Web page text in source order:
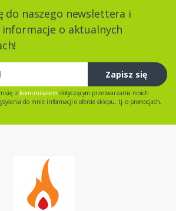
do naszego newslettera i
o aktualnych
Zapisz się
się z komunikatem dotyczącym przetwarzania moich
do mnie informacji o ofercie sklepu, tj. o promocjach,